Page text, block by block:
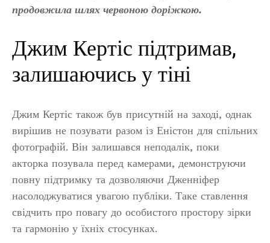
продовжила шлях червоною доріжкою.
Джим Кертіс підтримав,
залишаючись у тіні
Джим Кертіс також був присутній на заході, однак
вирішив не позувати разом із Еністон для спільних
фотографій. Він залишався неподалік, поки
акторка позувала перед камерами, демонструючи
повну підтримку та дозволяючи Дженніфер
насолоджуватися увагою публіки. Таке ставлення
свідчить про повагу до особистого простору зірки
та гармонію у їхніх стосунках.